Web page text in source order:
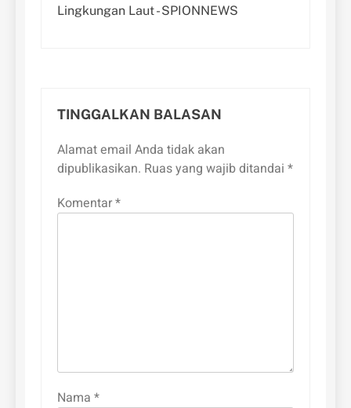
Lingkungan Laut - SPIONNEWS
TINGGALKAN BALASAN
Alamat email Anda tidak akan
dipublikasikan. Ruas yang wajib ditandai *
Komentar*
Nama *